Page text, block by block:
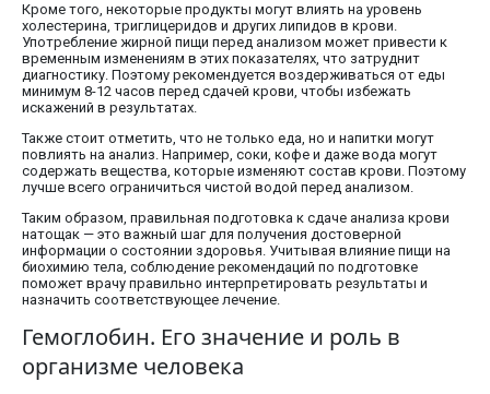
Кроме того, некоторые продукты могут влиять на уровень
холестерина, триглицеридов и других липидов в крови.
Употребление жирной пищи перед анализом может привести к
временным изменениям в этих показателях, что затруднит
диагностику. Поэтому рекомендуется воздерживаться от еды
минимум 8-12 часов перед сдачей крови, чтобы избежать
искажений в результатах.
Также стоит отметить, что не только еда, но и напитки могут
повлиять на анализ. Например, соки, кофе и даже вода могут
содержать вещества, которые изменяют состав крови. Поэтому
лучше всего ограничиться чистой водой перед анализом.
Таким образом, правильная подготовка к сдаче анализа крови
натощак — это важный шаг для получения достоверной
информации о состоянии здоровья. Учитывая влияние пищи на
биохимию тела, соблюдение рекомендаций по подготовке
поможет врачу правильно интерпретировать результаты и
назначить соответствующее лечение.
Гемоглобин. Его значение и роль в
организме человека